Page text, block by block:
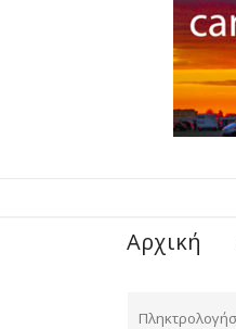
Αρχική